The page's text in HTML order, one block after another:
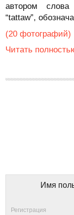
автором
“tattaw”,
(20 фотографий)
Читать
Имя
Регистрация